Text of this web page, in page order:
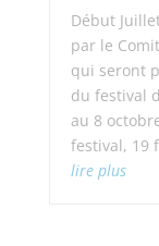
Début
par le
qui seront
du festival
au 8
festival, 19
lire plus